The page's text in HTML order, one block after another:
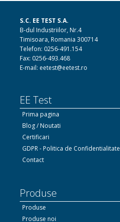
S.C. EE TEST S.A.
B-dul Industriilor, Nr.4
Timisoara, Romania 300714
Telefon: 0256-491.154
Fax: 0256-493.468
E-mail: eetest@eetest.ro
EE Test
Prima pagina
Blog / Noutati
Certificari
GDPR - Politica de Confidentialitate
Contact
Produse
Produse
Produse noi